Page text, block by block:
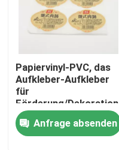
Papiervinyl-PVC, das
Aufkleber-Aufkleber
für
Förderung/Dekoration
druckt
Anfrage absenden